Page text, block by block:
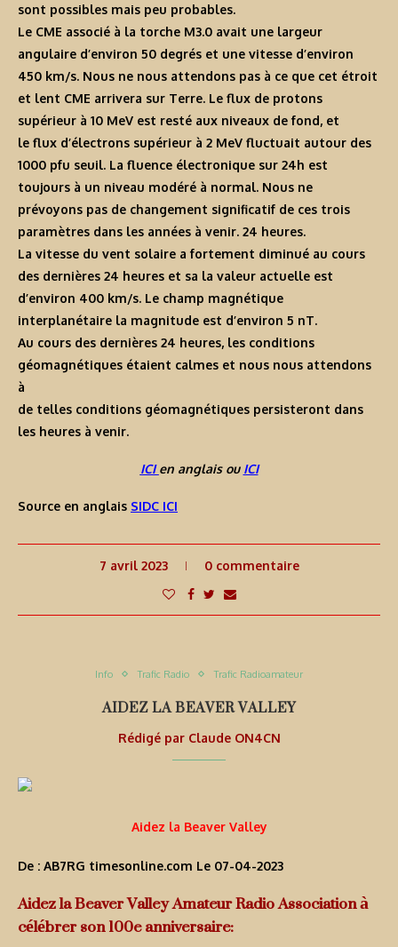
sont possibles mais peu probables.
Le CME associé à la torche M3.0 avait une largeur
angulaire d’environ 50 degrés et une vitesse d’environ
450 km/s. Nous ne nous attendons pas à ce que cet étroit
et lent CME arrivera sur Terre. Le flux de protons
supérieur à 10 MeV est resté aux niveaux de fond, et
le flux d’électrons supérieur à 2 MeV fluctuait autour des
1000 pfu seuil. La fluence électronique sur 24h est
toujours à un niveau modéré à normal. Nous ne
prévoyons pas de changement significatif de ces trois
paramètres dans les années à venir. 24 heures.
La vitesse du vent solaire a fortement diminué au cours
des dernières 24 heures et sa la valeur actuelle est
d’environ 400 km/s. Le champ magnétique
interplanétaire la magnitude est d’environ 5 nT.
Au cours des dernières 24 heures, les conditions
géomagnétiques étaient calmes et nous nous attendons
à
de telles conditions géomagnétiques persisteront dans
les heures à venir.
ICIen anglais ou ICI
Source en anglais SIDC ICI
7 avril 2023 0 commentaire
Info Trafic Radio Trafic Radioamateur
AIDEZ LA BEAVER VALLEY
Rédigé par Claude ON4CN
Aidez la Beaver Valley
De : AB7RG timesonline.com Le 07-04-2023
Aidez la Beaver Valley Amateur Radio Association à
célébrer son 100e anniversaire: